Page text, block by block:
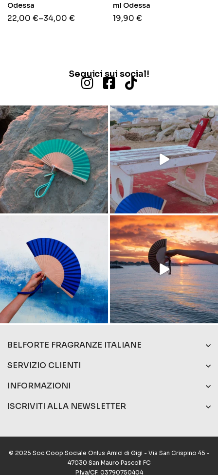
Odessa
22,00 €–34,00 €
ml Odessa
19,90 €
Seguici sui social!
BELFORTE FRAGRANZE ITALIANE
SERVIZIO CLIENTI
INFORMAZIONI
ISCRIVITI ALLA NEWSLETTER
© 2025 Soc.Coop.Sociale Onlus Amici di Gigi - Via San Crispino 45 -
47030 San Mauro Pascoli FC
P.Iva/CF. 03790750404